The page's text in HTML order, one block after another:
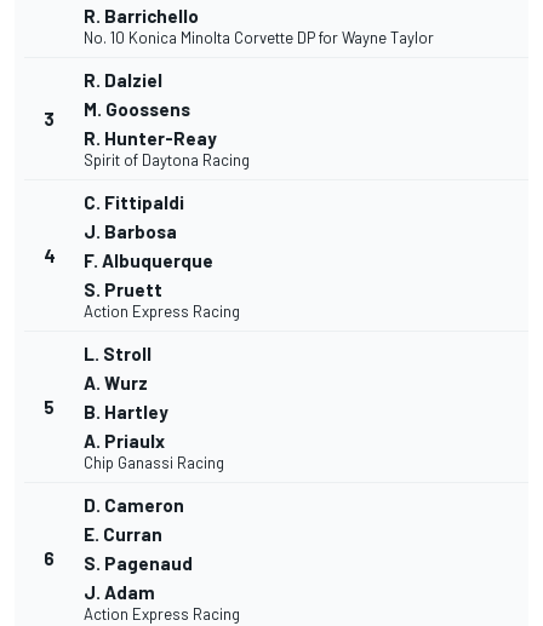
R. Barrichello
No. 10 Konica Minolta Corvette DP for Wayne Taylor
3
R. Dalziel
M. Goossens
R. Hunter-Reay
Spirit of Daytona Racing
4
C. Fittipaldi
J. Barbosa
F. Albuquerque
S. Pruett
Action Express Racing
5
L. Stroll
A. Wurz
B. Hartley
A. Priaulx
Chip Ganassi Racing
6
D. Cameron
E. Curran
S. Pagenaud
J. Adam
Action Express Racing